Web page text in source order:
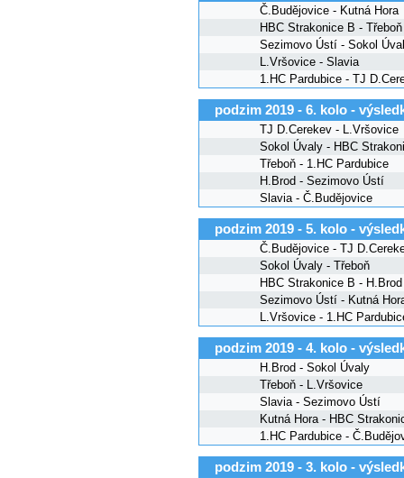
Č.Budějovice - Kutná Hora
HBC Strakonice B - Třeboň
Sezimovo Ústí - Sokol
L.Vršovice - Slavia
1.HC Pardubice - TJ
podzim 2019 - 6. kolo -
TJ D.Cerekev - L.Vršovice
Sokol Úvaly - HBC
Třeboň - 1.HC Pardubice
H.Brod - Sezimovo Ústí
Slavia - Č.Budějovice
podzim 2019 - 5. kolo -
Č.Budějovice - TJ
Sokol Úvaly - Třeboň
HBC Strakonice B - H.Brod
Sezimovo Ústí - Kutná
L.Vršovice - 1.HC
podzim 2019 - 4. kolo -
H.Brod - Sokol Úvaly
Třeboň - L.Vršovice
Slavia - Sezimovo Ústí
Kutná Hora - HBC
1.HC Pardubice -
podzim 2019 - 3. kolo -